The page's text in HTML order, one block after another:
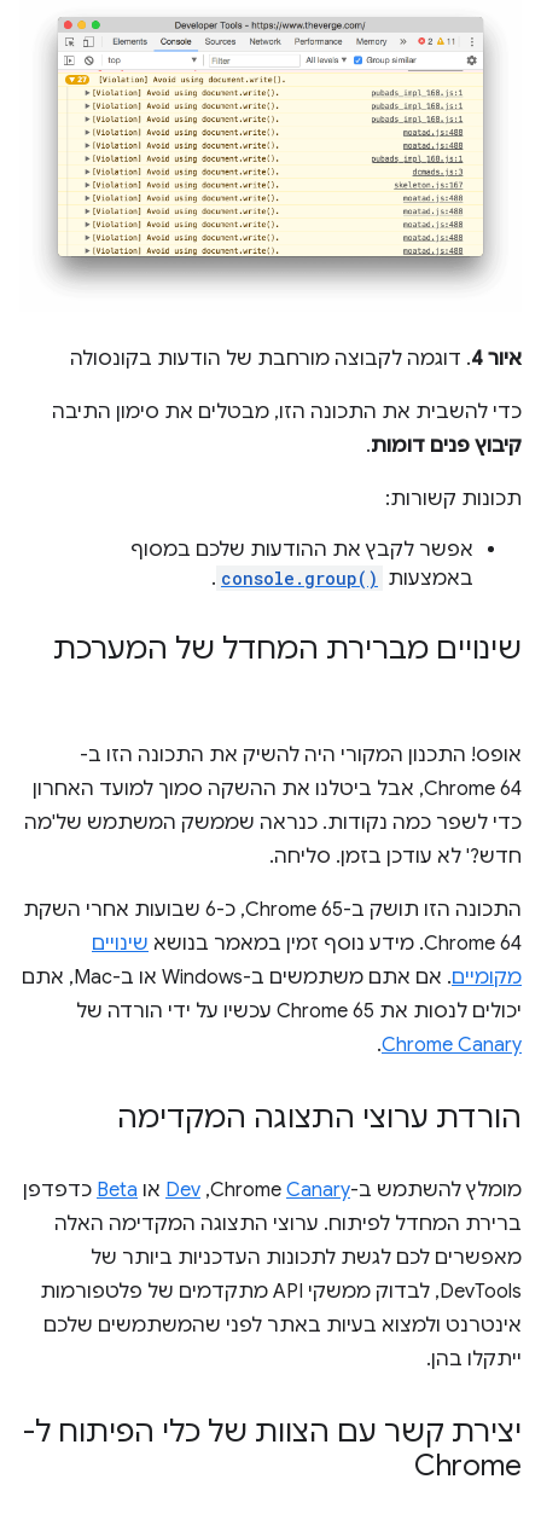
איור 4 . דוגמה לקבוצה מורחבת של הודעות בקונסולה
כדי להשבית את התכונה הזו, מבטלים את סימון התיבה
קיבוץ פנים דומות.
תכונות קשורות:
אפשר לקבץ את ההודעות שלכם במסוף
באמצעות console.group()
.
שינויים מברירת המחדל של המערכת
אופס! התכנון המקורי היה להשיק את התכונה הזו ב-
Chrome 64, אבל ביטלנו את ההשקה סמוך למועד האחרון
כדי לשפר כמה נקודות. כנראה שממשק המשתמש של'מה
חדש?' לא עודכן בזמן. סליחה.
התכונה הזו תושק ב-Chrome 65, כ-6 שבועות אחרי השקת
Chrome 64. מידע נוסף זמין במאמר בנושא
שינויים
מקומיים
. אם אתם משתמשים ב-Windows או ב-Mac, אתם
יכולים לנסות את Chrome 65 עכשיו על ידי הורדה של
Chrome Canary
.
הורדת ערוצי התצוגה המקדימה
מומלץ להשתמש ב-ChromeCanary
,‏
Dev או Beta כדפדפן
ברירת המחדל לפיתוח. ערוצי התצוגה המקדימה האלה
מאפשרים לכם לגשת לתכונות העדכניות ביותר של
DevTools, לבדוק ממשקי API מתקדמים של פלטפורמות
אינטרנט ולמצוא בעיות באתר לפני שהמשתמשים שלכם
ייתקלו בהן.
יצירת קשר עם הצוות של כלי הפיתוח ל-
Chrome